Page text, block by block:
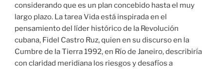
considerando que es un plan concebido hasta el muy
largo plazo. La tarea Vida está inspirada en el
pensamiento del líder histórico de la Revolución
cubana, Fidel Castro Ruz, quien en su discurso en la
Cumbre de la Tierra 1992, en Río de Janeiro, describiría
con claridad meridiana los riesgos y desafíos a